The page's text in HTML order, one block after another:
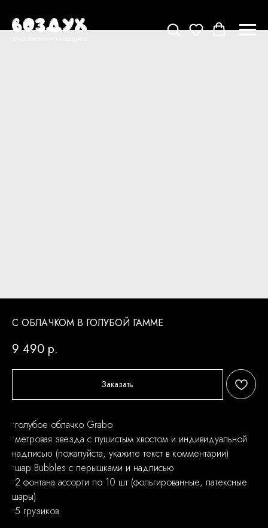
С ОБЛАЧКОМ В ГОЛУБОЙ ГАММЕ
9 490 р.
Заказать
•голубое облачко Grabo
•метровая звезда с пушистым хвостом и индивидуальной
надписью (пожалуйста, укажите текст в комментарии)
•шар Bubbles с перышками и надписью
•2 фонтана ассорти по 10 шт (фольгированные, латексные
шары)
•5 грузиков